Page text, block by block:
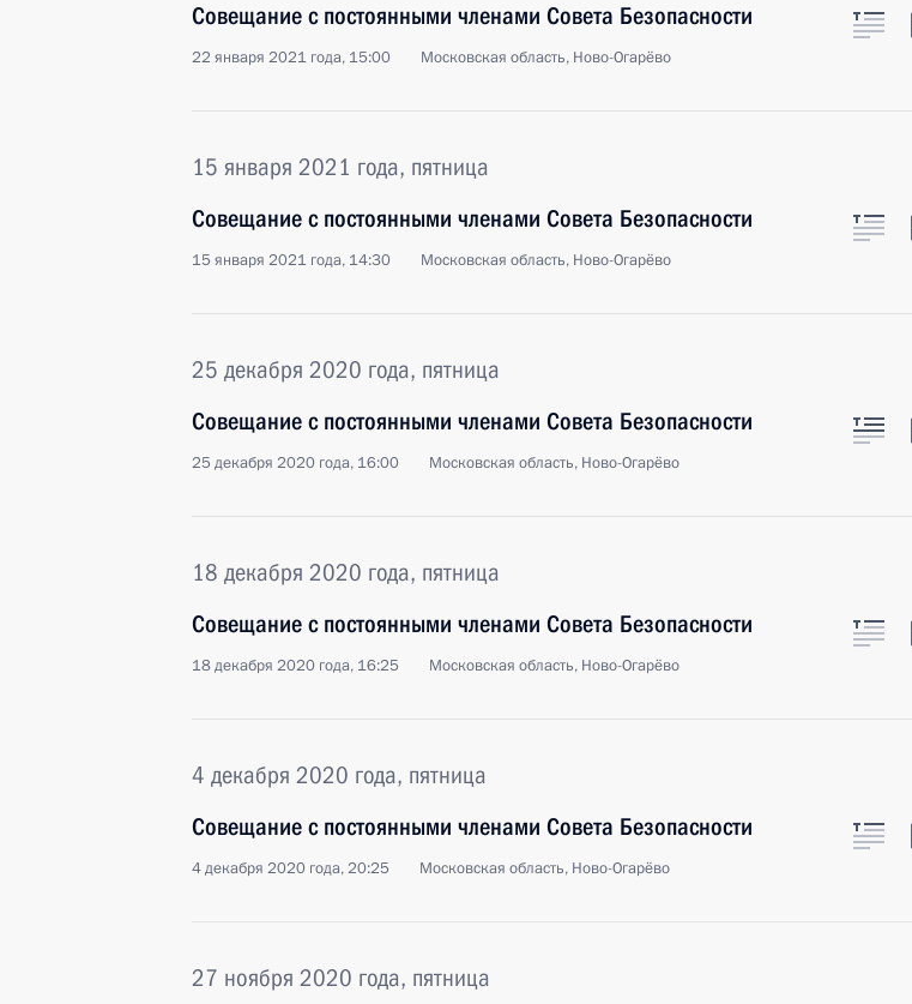
Совещание с постоянными членами Совета Безопасности
22 января 2021 года, 15:00 Московская область, Ново-Огарёво
15 января 2021 года, пятница
Совещание с постоянными членами Совета Безопасности
15 января 2021 года, 14:30 Московская область, Ново-Огарёво
25 декабря 2020 года, пятница
Совещание с постоянными членами Совета Безопасности
25 декабря 2020 года, 16:00 Московская область, Ново-Огарёво
18 декабря 2020 года, пятница
Совещание с постоянными членами Совета Безопасности
18 декабря 2020 года, 16:25 Московская область, Ново-Огарёво
4 декабря 2020 года, пятница
Совещание с постоянными членами Совета Безопасности
4 декабря 2020 года, 20:25 Московская область, Ново-Огарёво
27 ноября 2020 года, пятница